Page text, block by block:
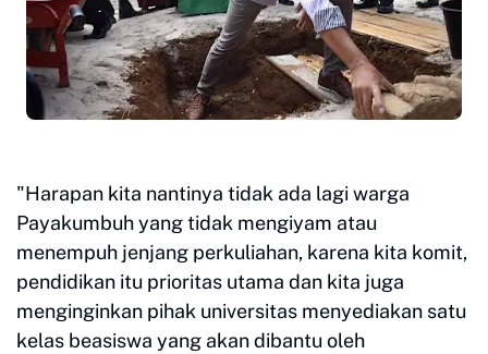
"Harapan kita nantinya tidak ada lagi warga
Payakumbuh yang tidak mengiyam atau
menempuh jenjang perkuliahan, karena kita komit,
pendidikan itu prioritas utama dan kita juga
menginginkan pihak universitas menyediakan satu
kelas beasiswa yang akan dibantu oleh